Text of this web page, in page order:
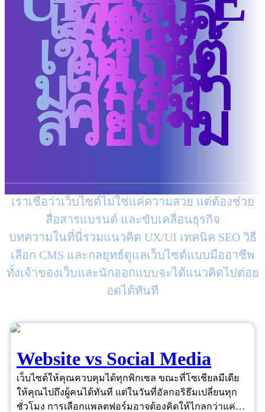
เทคนิค
สร้าง
เว็บไซต์
ให้เป็น
มากกว่า
ความ
สวยงาม
เราเชื่อว่าเว็บไซต์ไม่ใช่แค่ความสวย แต่ต้องช่วย
สื่อสารแบรนด์ และขับเคลื่อนธุรกิจ
บทความในที่นี่รวมแนวคิด UX/UI เทคนิค SEO วิธี
เลือก CMS และกลยุทธ์ดูแลเว็บไซต์แบบมืออาชีพ
ทั้งเจ้าของเว็บและนักออกแบบจะได้แนวคิดไปต่อย
อดได้ทันที
Website vs Social Media
เว็บไซต์ให้คุณควบคุมได้ทุกพิกเซล ขณะที่โซเชียลมีเดีย
ให้คุณไปถึงผู้คนได้ทันที แต่ในวันที่อัลกอริธึมเปลี่ยนทุก
ชั่วโมง การเลือกแพลตฟอร์มอาจต้องคิดให้ไกลกว่าแค่